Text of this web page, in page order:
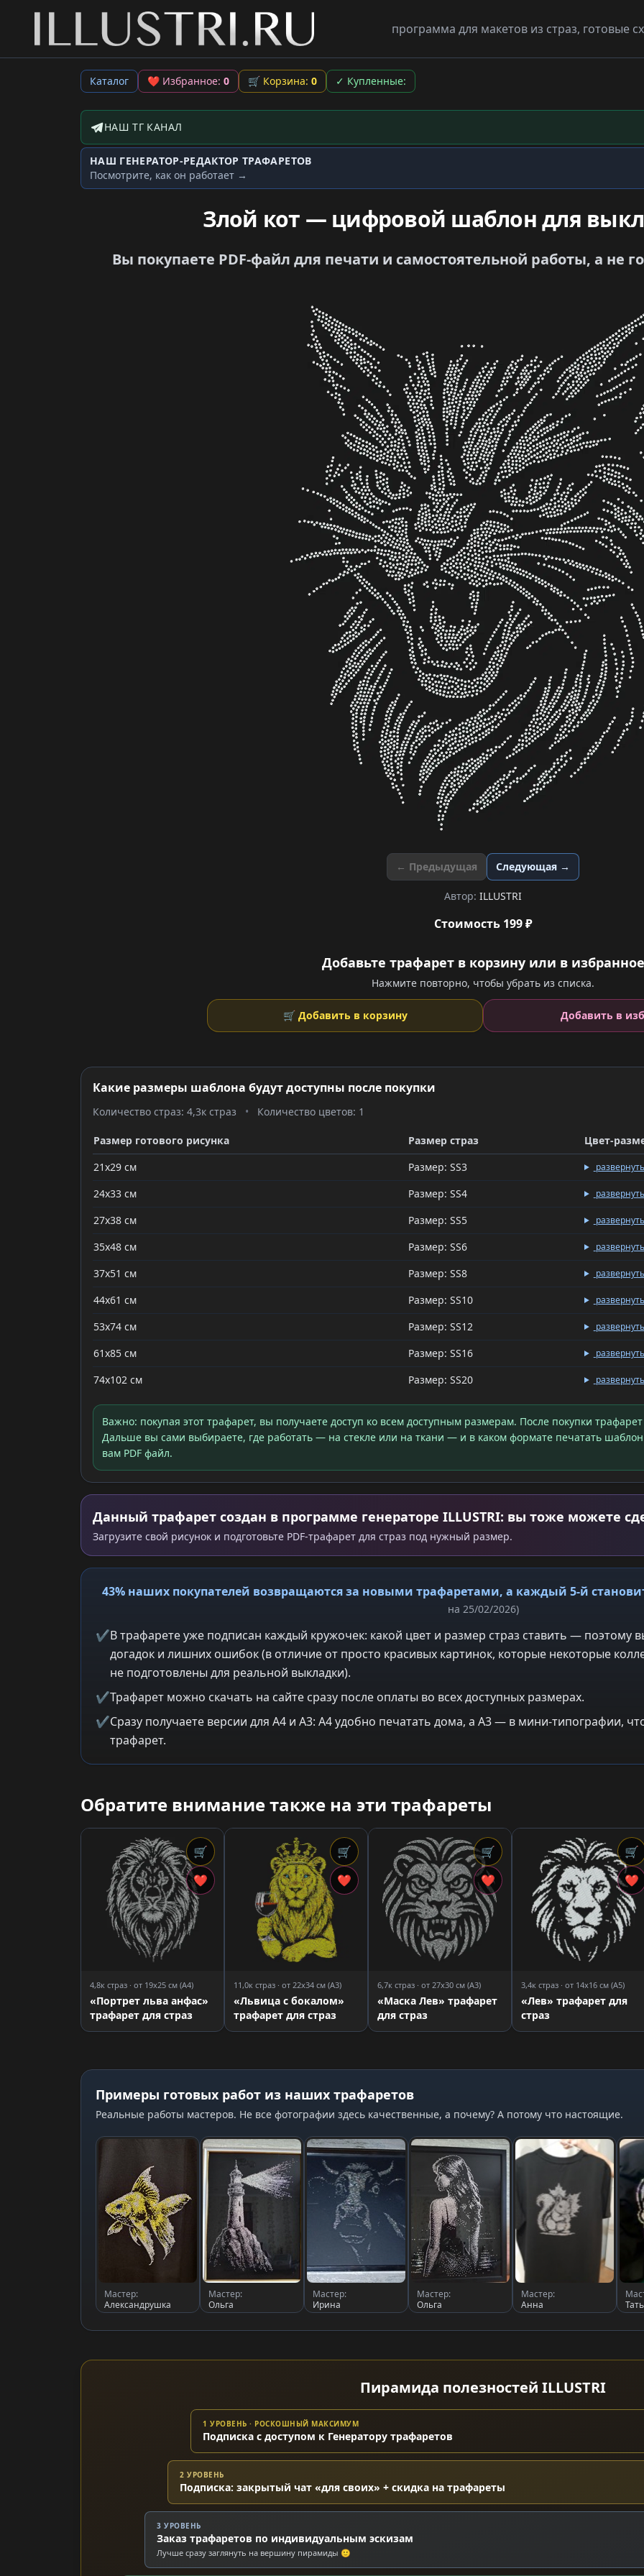
программа для макетов из страз, готовые
Каталог ❤ Избранное: 0 🛒 Корзина: 0 ✓ Купленные:
Telegram-канал
НАШ ТГ КАНАЛ
Генератор трафаретов
НАШ ГЕНЕРАТОР-РЕДАКТОР ТРАФАРЕТОВ
Посмотрите, как он работает →
Злой кот — цифровой шаблон для
Вы покупаете PDF-файл для печати и самостоятельной работы, а не
← Предыдущая Следующая →
Автор: ILLUSTRI
Стоимость 199 ₽
Добавьте трафарет в корзину или в избранное
Нажмите повторно, чтобы убрать из списка.
🛒 Добавить в корзину Добавить в
Какие размеры шаблона будут доступны после покупки
Количество страз: 4,3к страз • Количество цветов: 1
Размер готового рисунка Размер страз
Цвет-
21x29 см
Размер: SS3 развернуть
24x33 см Размер: SS4 развернуть
27x38 см Размер: SS5 развернуть
35x48 см Размер: SS6 развернуть
37x51 см Размер: SS8 развернуть
44x61 см Размер: SS10 развернуть
53x74 см Размер: SS12 развернуть
61x85 см Размер: SS16 развернуть
74x102 см Размер: SS20 развернуть
Важно: покупая этот трафарет, вы получаете доступ ко всем доступным размерам. После покупки
Дальше вы сами выбираете, где работать — на стекле или на ткани — и в каком формате печатать
вам PDF файл.
Данный трафарет создан в программе генераторе ILLUSTRI: вы тоже можете
Загрузите свой рисунок и подготовьте PDF-трафарет для страз под нужный размер.
43% наших покупателей возвращаются за новыми трафаретами, а каждый 5-й
на 25/02/2026)
✔В трафарете уже подписан каждый кружочек: какой цвет и размер страз ставить — поэтому
догадок и лишних ошибок (в отличие от просто красивых картинок, которые некоторые
не подготовлены для реальной выкладки).
✔Трафарет можно скачать на сайте сразу после оплаты во всех доступных размерах.
✔Сразу получаете версии для A4 и A3: A4 удобно печатать дома, а A3 — в мини-типографии,
трафарет.
Обратите внимание также на эти трафареты
🛒
❤
4,8к страз · от 19x25 см (A4)
«Портрет льва анфас»
трафарет для страз
🛒
❤
11,0к страз · от 22x34 см (A3)
«Львица с бокалом»
трафарет для страз
🛒
❤
6,7к страз · от 27x30 см (A3)
«Маска Лев» трафарет
для страз
🛒
❤
3,4к страз · от 14x16 см (A5)
«Лев» трафарет для
страз
Примеры готовых работ из наших трафаретов
Реальные работы мастеров. Не все фотографии здесь качественные, а почему? А потому что настоящие.
Мастер:
Александрушка
Мастер:
Ольга
Мастер:
Ирина
Мастер:
Ольга
Мастер:
Анна
Пирамида полезностей ILLUSTRI
1 УРОВЕНЬ · РОСКОШНЫЙ МАКСИМУМ
Подписка с доступом к Генератору трафаретов
2 УРОВЕНЬ
Подписка: закрытый чат «для своих» + скидка на трафареты
3 УРОВЕНЬ
Заказ трафаретов по индивидуальным эскизам
Лучше сразу заглянуть на вершину пирамиды 🙂